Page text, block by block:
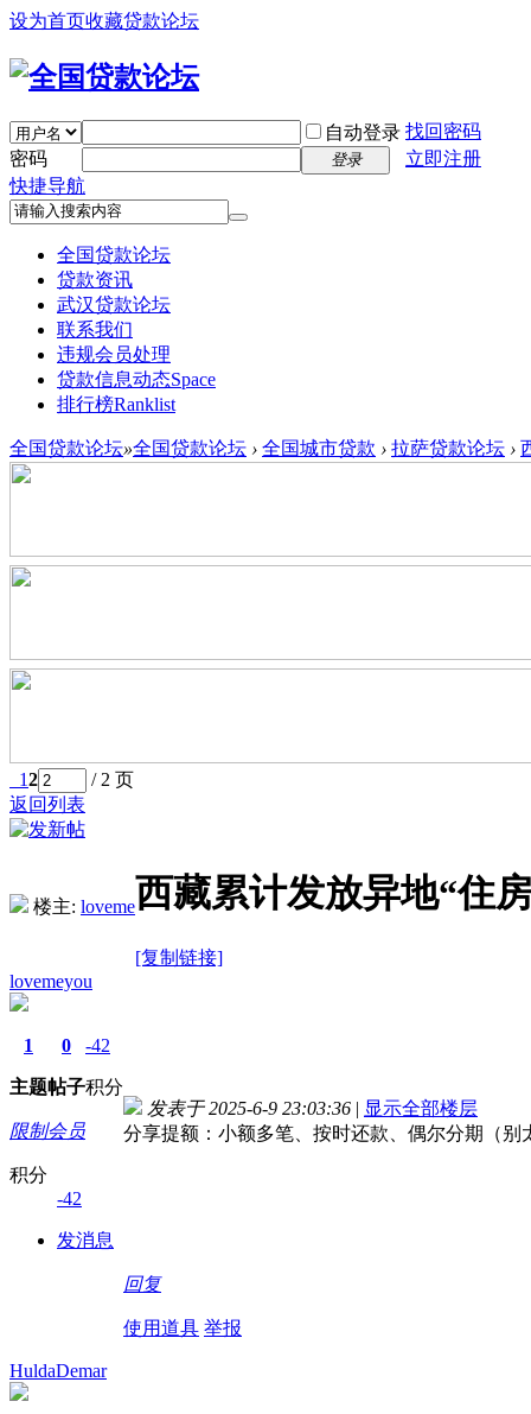
设为首页收藏贷款论坛
自动登录 找回密码
密码
登录
立即注册
快捷导航
全国贷款论坛
贷款资讯
武汉贷款论坛
联系我们
违规会员处理
贷款信息动态Space
排行榜Ranklist
全国贷款论坛»全国贷款论坛 › 全国城市贷款 › 拉萨贷款论坛 ›
12
/ 2 页
返回列表
楼主: loveme西藏累计发放异地“住
[复制链接]
lovemeyou
1
主题
0
帖子
-42
积分
限制会员
积分
-42
发消息
发表于 2025-6-9 23:03:36 | 显示全部楼层
分享提额：小额多笔、按时还款、偶尔分期（
回复
使用道具 举报
HuldaDemar